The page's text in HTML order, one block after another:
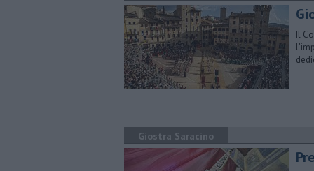
Il
Giostra Saracino